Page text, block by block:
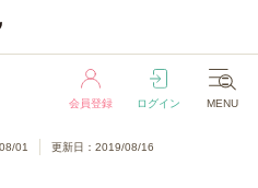
会員登録 ログイン MENU
01 更新日：2019/08/16